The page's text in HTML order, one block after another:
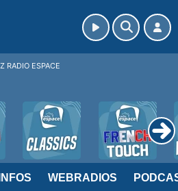
INFOS WEBRADIOS
RADIO ESPACE